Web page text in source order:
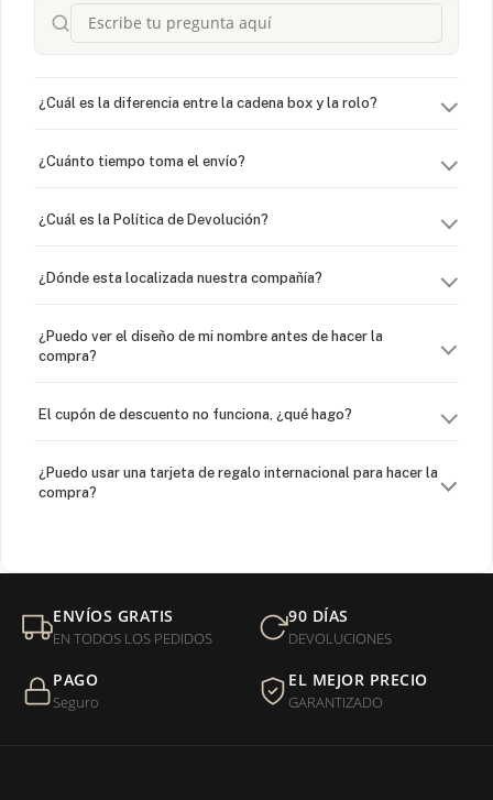
¿Cuál es la diferencia entre la cadena box y la rolo?
¿Cuánto tiempo toma el envío?
¿Cuál es la Política de Devolución?
¿Dónde esta localizada nuestra compañía?
¿Puedo ver el diseño de mi nombre antes de hacer la
compra?
El cupón de descuento no funciona, ¿qué hago?
¿Puedo usar una tarjeta de regalo internacional para hacer la
compra?
Mi orden fue devuelta por USPS, ¿qué hago para que sea
entregada?
¿Sus productos son libres de níquel?
ENVÍOS GRATIS
EN TODOS LOS PEDIDOS
90 DÍAS
DEVOLUCIONES
PAGO
Seguro
EL MEJOR PRECIO
GARANTIZADO